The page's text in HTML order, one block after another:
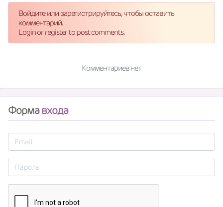
Войдите или зарегистрируйтесь, чтобы оставить
комментарий.
Login or register to post comments.
Комментариев нет
Формавхода